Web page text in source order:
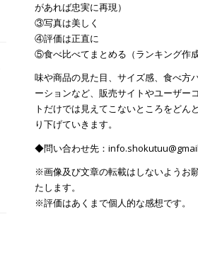
があれば忠実に再現）
③写真は美しく
④評価は正直に
⑤食べ比べてまとめる（ランキング作成
味や商品の見た目、サイズ感、食べ方
ーションなど、販売サイトやユーザー
トだけでは見えてこないところをどん
り下げていきます。
◆問い合わせ先：
※画像及び文章の転載はしないようお
たします。
※評価はあくまで個人的な感想です。